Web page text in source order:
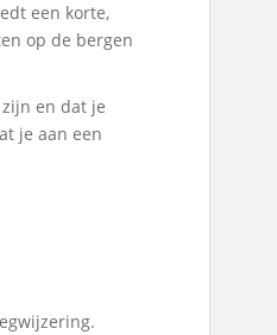
een korte,
op de bergen
en dat je
je aan een